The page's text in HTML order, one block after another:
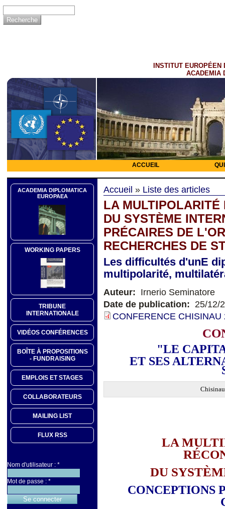
INSTITUT EUROPÉEN
ACADEMIA
ACCUEIL
ACADEMIA DIPLOMATICA
EUROPAEA
WORKING PAPERS
TRIBUNE
INTERNATIONALE
VIDÉOS CONFÉRENCES
BOÎTE À PROPOSITIONS
- FUNDRAISING
EMPLOIS ET STAGES
COLLABORATEURS
MAILING LIST
FLUX RSS
Nom d'utilisateur : *
Mot de passe : *
Accueil » Liste des articles
LA MULTIPOLARITÉ
DU SYSTÈME
PRÉCAIRES DE
RECHERCHES DE
Les difficultés d'unE
multipolarité,
Auteur: Irnerio Seminatore
Date de publication: 25/12/
CONFERENCE
"LE
ET SES
LA
DU
CONCEPTIONS